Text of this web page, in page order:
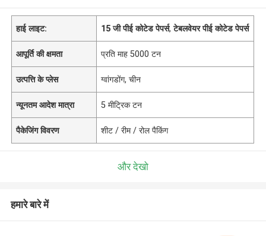
हाई लाइट: 15 जी पीई कोटेड पेपर्स,टेबलवेयर पीई कोटेड पेपर्स
आपूर्ति की क्षमता प्रति माह 5000 टन
उत्पत्ति के प्लेस ग्वांगडोंग, चीन
न्यूनतम आदेश मात्रा 5 मीट्रिक टन
पैकेजिंग विवरण शीट / रीम / रोल पैकिंग
और देखो
हमारे बारे में